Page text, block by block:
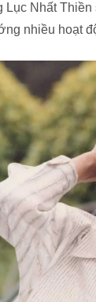
Nhất
nhiều hoạt